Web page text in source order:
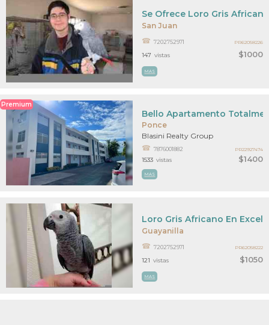
San Juan
$1000
Se Ofrece Loro Gris Africano
7202752971
MAS
147 vistas
PR62058226
Premium
Ponce
$1400
Bello Apartamento
Blasini Realty Group
7876001882
MAS
1533 vistas
PR22927474
Guayanilla
$1050
Loro Gris Africano En
7202752971
MAS
121 vistas
PR62058222